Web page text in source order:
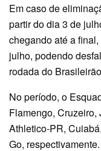
Em caso de
partir do dia 3 de
chegando até a
julho, podendo
rodada do
No período, o
Flamengo, Cruzeiro,
Athletico-PR,
Go, respectivamente.